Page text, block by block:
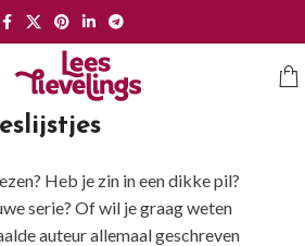
Heb je zin in een dikke pil?
serie? Of wil je graag weten
auteur allemaal geschreven